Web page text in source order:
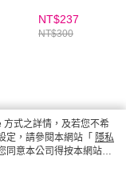
NT$237
NT$300
式之詳情，及若您不希
定，請參閱本網站「 隱私
同意本公司得按本網站使